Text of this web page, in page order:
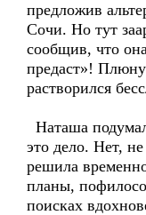
предложив
Сочи. Но тут
сообщив, что
предаст»!
растворился
Наташа
это дело. Нет,
решила
планы,
поисках